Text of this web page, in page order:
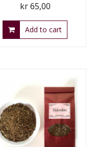
kr65,00
Add to cart